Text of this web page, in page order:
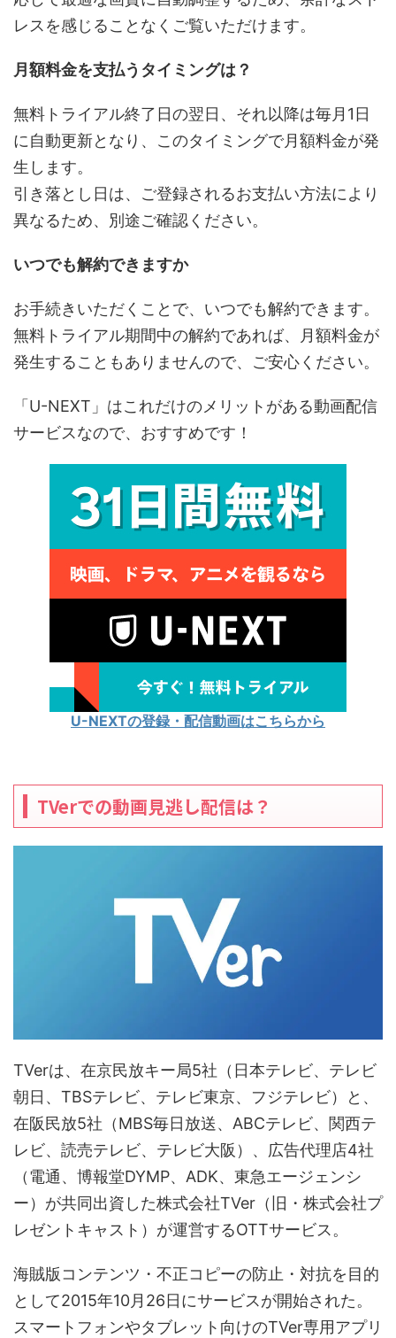
レスを感じることなくご覧いただけます。
月額料金を支払うタイミングは？
無料トライアル終了日の翌日、それ以降は毎月1日
に自動更新となり、このタイミングで月額料金が発
生します。
引き落とし日は、ご登録されるお支払い方法により
異なるため、別途ご確認ください。
いつでも解約できますか
お手続きいただくことで、いつでも解約できます。
無料トライアル期間中の解約であれば、月額料金が
発生することもありませんので、ご安心ください。
「U-NEXT」はこれだけのメリットがある動画配信
サービスなので、おすすめです！
U-NEXTの登録・配信動画はこちらから
TVerでの動画見逃し配信は？
TVerは、在京民放キー局5社（日本テレビ、テレビ
朝日、TBSテレビ、テレビ東京、フジテレビ）と、
在阪民放5社（MBS毎日放送、ABCテレビ、関西テ
レビ、読売テレビ、テレビ大阪）、広告代理店4社
（電通、博報堂DYMP、ADK、東急エージェンシ
ー）が共同出資した株式会社TVer（旧・株式会社プ
レゼントキャスト）が運営するOTTサービス。
海賊版コンテンツ・不正コピーの防止・対抗を目的
として2015年10月26日にサービスが開始された。
スマートフォンやタブレット向けのTVer専用アプリ